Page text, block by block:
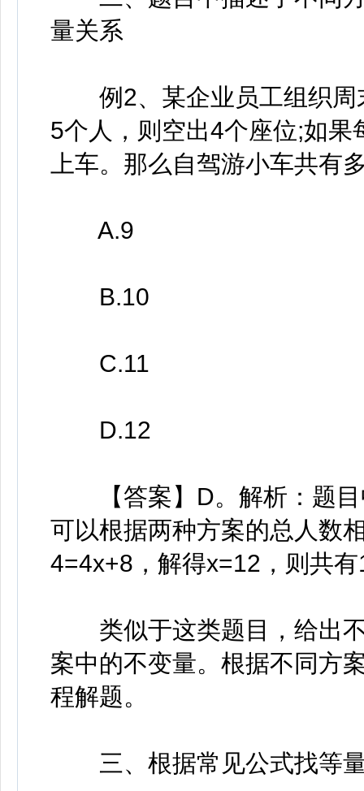
量关系
例2、某企业员工组织周
5个人，则空出4个座位;如
上车。那么自驾游小车共有
A.9
B.10
C.11
D.12
【答案】D。解析：题目
可以根据两种方案的总人数
4=4x+8，解得x=12，则共
类似于这类题目，给出不
案中的不变量。根据不同方
程解题。
三、根据常见公式找等